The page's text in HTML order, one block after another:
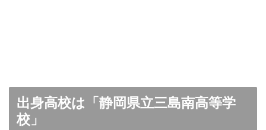
出身高校は「静岡県立三島南高等学
校」